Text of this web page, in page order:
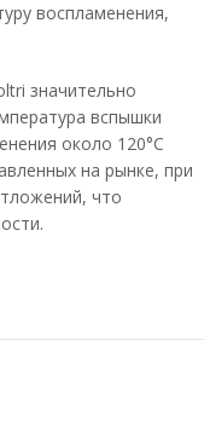
воспламенения,
значительно
вспышки
около 120°C
на рынке, при
что